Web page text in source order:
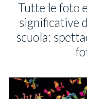
Tutte le foto
significative
scuola: